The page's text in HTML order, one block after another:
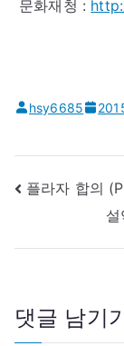
문화재청 :
hsy6685
글
게
플라자 합의
댓글 남기